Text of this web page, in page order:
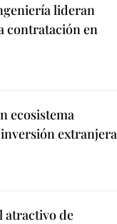
lideran
contratación en
ecosistema
extranjera
atractivo de